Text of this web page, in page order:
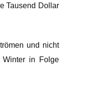
Tausend Dollar
und nicht
Winter in Folge